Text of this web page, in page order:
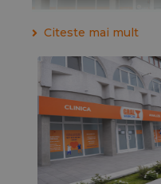
ClinicaGral Medical
rețeaua națională
medicale integrate,
cu echipamente
cu experiență.
Citeste mai mult